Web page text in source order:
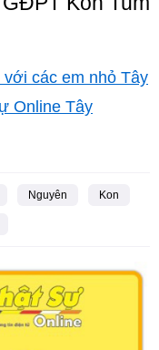
với các em nhỏ Tây
Online Tây
Nguyên Kon